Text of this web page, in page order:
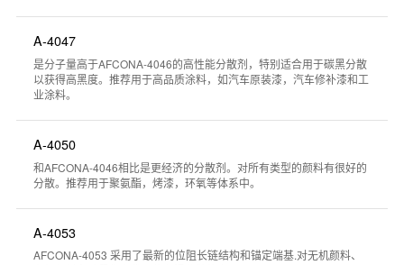
A-4047
是分子量高于AFCONA-4046的高性能分散剂，特别适合用于碳黑分散
以获得高黑度。推荐用于高品质涂料，如汽车原装漆，汽车修补漆和工
业涂料。
A-4050
和AFCONA-4046相比是更经济的分散剂。对所有类型的颜料有很好的
分散。推荐用于聚氨酯，烤漆，环氧等体系中。
A-4053
AFCONA-4053 采用了最新的位阻长链结构和锚定端基.对无机颜料、